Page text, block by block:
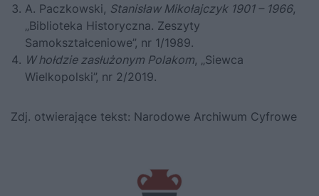
A. Paczkowski, Stanisław Mikołajczyk 1901 – 1966,
„Biblioteka Historyczna. Zeszyty
Samokształceniowe”, nr 1/1989.
W hołdzie zasłużonym Polakom, „Siewca
Wielkopolski”, nr 2/2019.
Zdj. otwierające tekst: Narodowe Archiwum Cyfrowe